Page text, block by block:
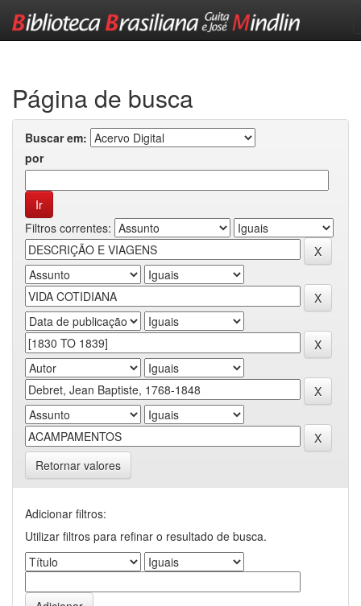
Página de busca
Buscar em:
por
Filtros correntes:
Retornar valores
Adicionar filtros:
Utilizar filtros para refinar o resultado de busca.